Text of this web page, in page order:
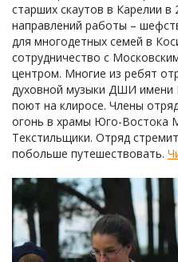
старших скаутов в Карелии в
направлений работы –
для многодетных семей в
сотрудничество с
центром. Многие из ребят
духовной музыки ДШИ имени
поют на клиросе. Члены
огонь в храмы Юго-Востока
Текстильщики. Отряд
побольше путешествовать.